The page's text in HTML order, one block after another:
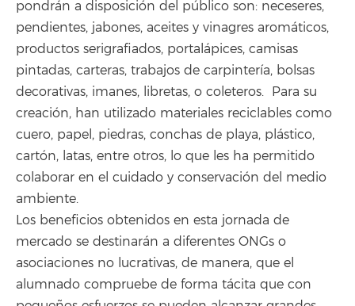
pondrán a disposición del público son: neceseres,
pendientes, jabones, aceites y vinagres aromáticos,
productos serigrafiados, portalápices, camisas
pintadas, carteras, trabajos de carpintería, bolsas
decorativas, imanes, libretas, o coleteros. Para su
creación, han utilizado materiales reciclables como
cuero, papel, piedras, conchas de playa, plástico,
cartón, latas, entre otros, lo que les ha permitido
colaborar en el cuidado y conservación del medio
ambiente.
Los beneficios obtenidos en esta jornada de
mercado se destinarán a diferentes ONGs o
asociaciones no lucrativas, de manera, que el
alumnado compruebe de forma tácita que con